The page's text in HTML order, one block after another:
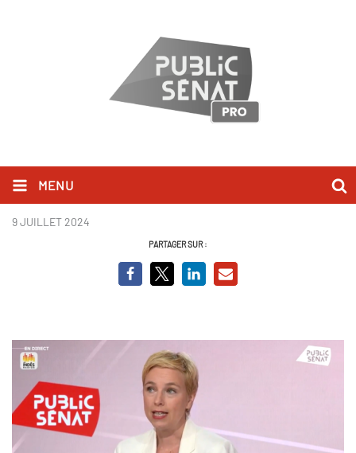
MENU
clémentaine autain .png
9 JUILLET 2024
PARTAGER SUR :